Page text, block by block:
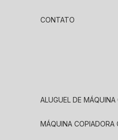
CONTATO
ALUGUEL DE
MÁQUINA